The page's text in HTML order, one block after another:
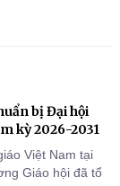
bị Đại hội
kỳ 2026-2031
Việt Nam tại
Giáo hội đã tổ